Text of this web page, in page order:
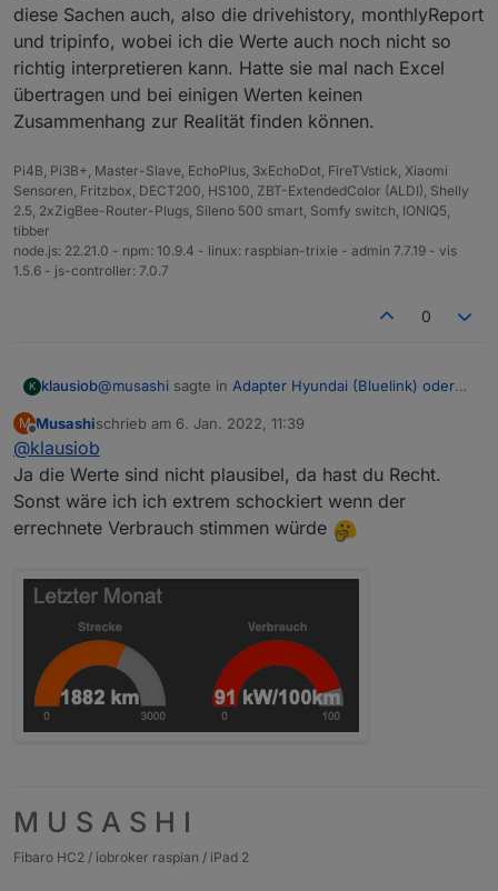
diese Sachen auch, also die drivehistory, monthlyReport
und tripinfo, wobei ich die Werte auch noch nicht so
richtig interpretieren kann. Hatte sie mal nach Excel
übertragen und bei einigen Werten keinen
Zusammenhang zur Realität finden können.
Pi4B, Pi3B+, Master-Slave, EchoPlus, 3xEchoDot, FireTVstick, Xiaomi
Sensoren, Fritzbox, DECT200, HS100, ZBT-ExtendedColor (ALDI), Shelly
2.5, 2xZigBee-Router-Plugs, Sileno 500 smart, Somfy switch, IONIQ5,
tibber
node.js: 22.21.0 - npm: 10.9.4 - linux: raspbian-trixie - admin 7.7.19 - vis
1.5.6 - js-controller: 7.0.7
0
K klausiob@musashi sagte in Adapter Hyundai (Bluelink) oder
Bei mir is auch die 2.1.2 installiert.
Hast du das erweiterte Logging aktiviert?
Vielleicht liegt es daran.
Es gibt ja in git schon die 2.2.0 wo die automatischen
Abfragen eingestellt werden, wenn die 12V Batterie
kleiner 50% ist.
Ja ich habe erweitertes Logging aktualisiert. Ich sehe
monthlyReport und tripinfo, wobei ich die Werte auch
nach Excel übertragen und bei einigen Werten keinen
Zusammenhang zur Realität finden können.
M
Offline
Musashischrieb am 6. Jan. 2022, 11:39
zuletzt editiert von
@klausiob
Ja die Werte sind nicht plausibel, da hast du Recht.
Sonst wäre ich ich extrem schockiert wenn der
errechnete Verbrauch stimmen würde
M U S A S H I
Fibaro HC2 / iobroker raspian / iPad 2